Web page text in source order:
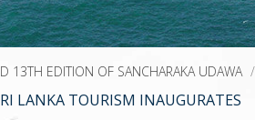
13TH EDITION OF SANCHARAKA UDAWA
LANKA TOURISM INAUGURATES